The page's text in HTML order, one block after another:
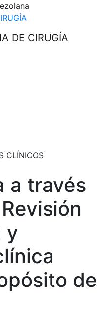
Revisión cronológica
DE CIRUGÍA
CLÍNICOS
a través
y
de